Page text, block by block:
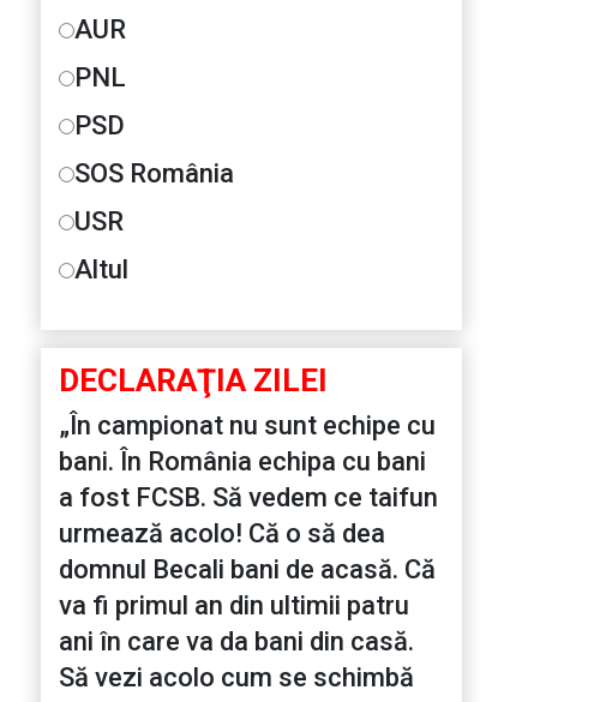
AUR
PNL
PSD
SOS România
USR
Altul
DECLARAŢIA ZILEI
„În campionat nu sunt echipe cu
bani. În România echipa cu bani
a fost FCSB. Să vedem ce taifun
urmează acolo! Că o să dea
domnul Becali bani de acasă. Că
va fi primul an din ultimii patru
ani în care va da bani din casă.
Să vezi acolo cum se schimbă